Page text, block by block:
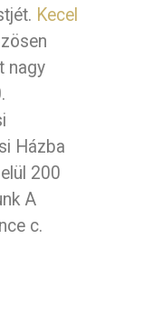
Kecel
nagy
Házba
200
A
c.